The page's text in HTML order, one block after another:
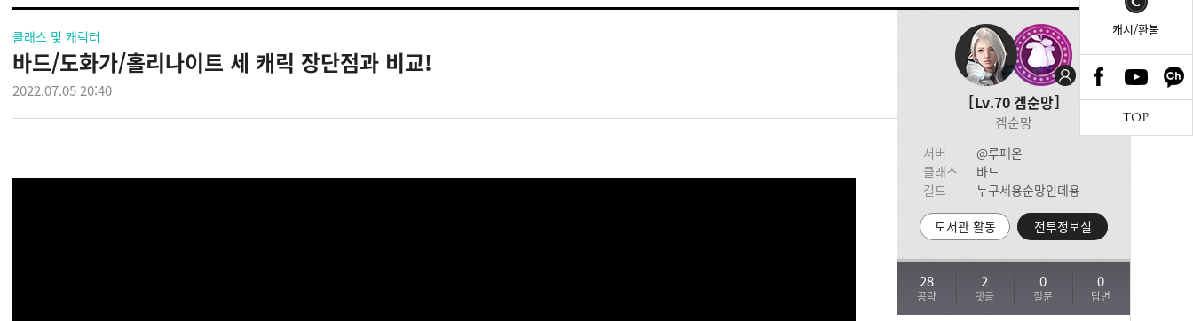
클래스 및 캐릭터
바드/도화가/홀리나이트 세 캐릭 장단점과 비교!
2022.07.05 20:40
Lv.70 겜순망
겜순망
서버
@루페온
클래스
바드
길드
누구세용순망인데용
도서관 활동 전투정보실
공략
28
댓글
2
질문
0
답변
0
캐시/환불
TOP